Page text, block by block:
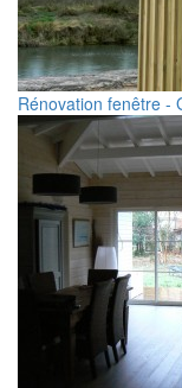
Rénovation fenêtre -